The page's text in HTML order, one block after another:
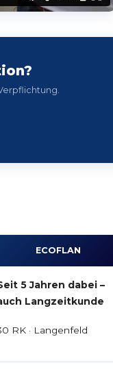
ECOFLAN
5 Jahren dabei –
Langzeitkunde
RK · Langenfeld